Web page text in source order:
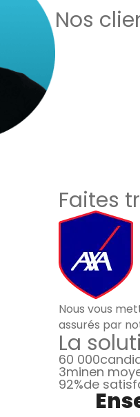
Nos
Faites
Nous vous
assurés par
La
60 000
3minen
92%de